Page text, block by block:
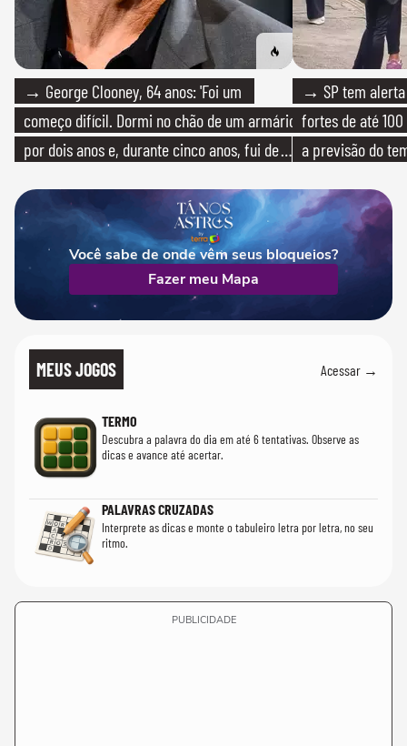
→ George Clooney, 64 anos: 'Foi um
começo difícil. Dormi no chão de um armário
por dois anos e, durante cinco anos, fui de
→ SP tem
fortes de até
a previsão do
Você sabe de onde vêm seus bloqueios?
Fazer meu Mapa
MEUS JOGOS Acessar →
TERMO
Descubra a palavra do dia em até 6 tentativas. Observe as
dicas e avance até acertar.
PALAVRAS CRUZADAS
Interprete as dicas e monte o tabuleiro letra por letra, no seu
ritmo.
PUBLICIDADE